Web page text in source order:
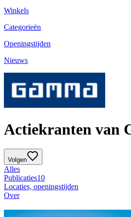
Winkels
Categorieën
Openingstijden
Nieuws
Actiekranten van
Volgen
Alles
Publicaties10
Locaties, openingstijden
Over